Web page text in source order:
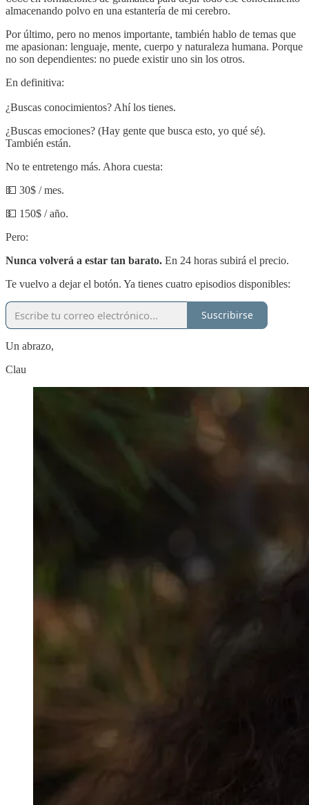
almacenando polvo en una estantería de mi cerebro.
Por último, pero no menos importante, también hablo de temas que
me apasionan: lenguaje, mente, cuerpo y naturaleza humana. Porque
no son dependientes: no puede existir uno sin los otros.
En definitiva:
¿Buscas conocimientos? Ahí los tienes.
¿Buscas emociones? (Hay gente que busca esto, yo qué sé).
También están.
No te entretengo más. Ahora cuesta:
💵 30$ / mes.
💵 150$ / año.
Pero:
Nunca volverá a estar tan barato. En 24 horas subirá el precio.
Te vuelvo a dejar el botón. Ya tienes cuatro episodios disponibles:
Suscribirse
Un abrazo,
Clau